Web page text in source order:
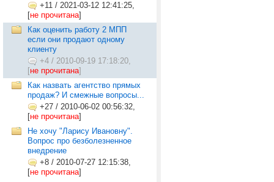
+11 / 2021-03-12 12:41:25,
[не прочитана]
Как оценить работу 2 МПП
если они продают одному
клиенту
+4 / 2010-09-19 17:18:20,
[не прочитана]
Как назвать агентство прямых
продаж? И смежные вопросы...
+27 / 2010-06-02 00:56:32,
[не прочитана]
Не хочу "Ларису Ивановну".
Вопрос про безболезненное
внедрение
+8 / 2010-07-27 12:15:38,
[не прочитана]